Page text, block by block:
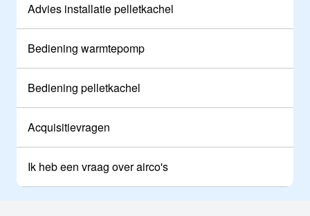
Advies installatie pelletkachel
Bediening warmtepomp
Bediening pelletkachel
Acquisitievragen
Ik heb een vraag over airco's